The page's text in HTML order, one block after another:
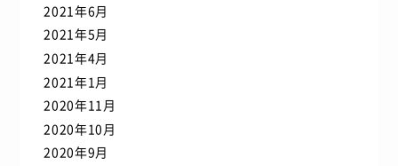
2021年6月
2021年5月
2021年4月
2021年1月
2020年11月
2020年10月
2020年9月